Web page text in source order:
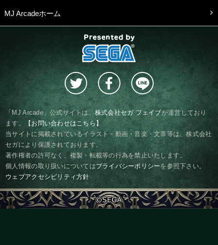
MJ Arcadeホーム
「MJ Arcade」公式サイトは、株式会社セガ フェイブが運営しており
ます。
【お問い合わせはこちら】
当サイトに掲載されているイラスト・動画・音楽・文章等は、株式会社
セガにより保護されております。
著作権者の許可なく、複製・転載等の行為を禁止いたします。
個人情報の取り扱いについてはプライバシーポリシーを参照下さい。
ウェブアクセシビリティ方針